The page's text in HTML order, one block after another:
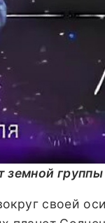
земной группы
своей